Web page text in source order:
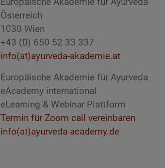
Österreich
1030 Wien
+43 (0) 650 52 33 337
info(at)ayurveda-akademie.at
Europäische Akademie für Ayurveda
eAcademy international
eLearning & Webinar Plattform
Termin für Zoom call vereinbaren
info(at)ayurveda-academy.de